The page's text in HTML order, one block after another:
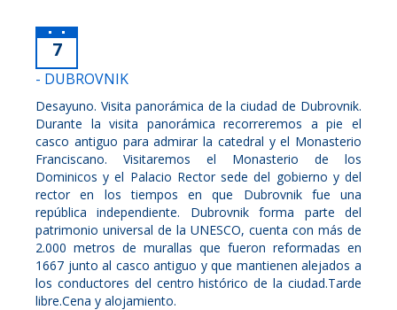
7
- DUBROVNIK
Desayuno. Visita panorámica de la ciudad de Dubrovnik.
Durante la visita panorámica recorreremos a pie el
casco antiguo para admirar la catedral y el Monasterio
Franciscano. Visitaremos el Monasterio de los
Dominicos y el Palacio Rector sede del gobierno y del
rector en los tiempos en que Dubrovnik fue una
república independiente. Dubrovnik forma parte del
patrimonio universal de la UNESCO, cuenta con más de
2.000 metros de murallas que fueron reformadas en
1667 junto al casco antiguo y que mantienen alejados a
los conductores del centro histórico de la ciudad.Tarde
libre.Cena y alojamiento.